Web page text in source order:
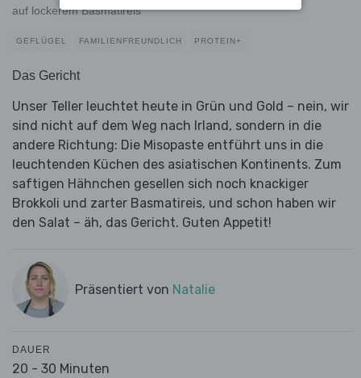
auf lockerem Basmatireis
GEFLÜGEL FAMILIENFREUNDLICH PROTEIN+
Das Gericht
Unser Teller leuchtet heute in Grün und Gold – nein, wir
sind nicht auf dem Weg nach Irland, sondern in die
andere Richtung: Die Misopaste entführt uns in die
leuchtenden Küchen des asiatischen Kontinents. Zum
saftigen Hähnchen gesellen sich noch knackiger
Brokkoli und zarter Basmatireis, und schon haben wir
den Salat – äh, das Gericht. Guten Appetit!
Präsentiert von Natalie
DAUER
20 - 30 Minuten